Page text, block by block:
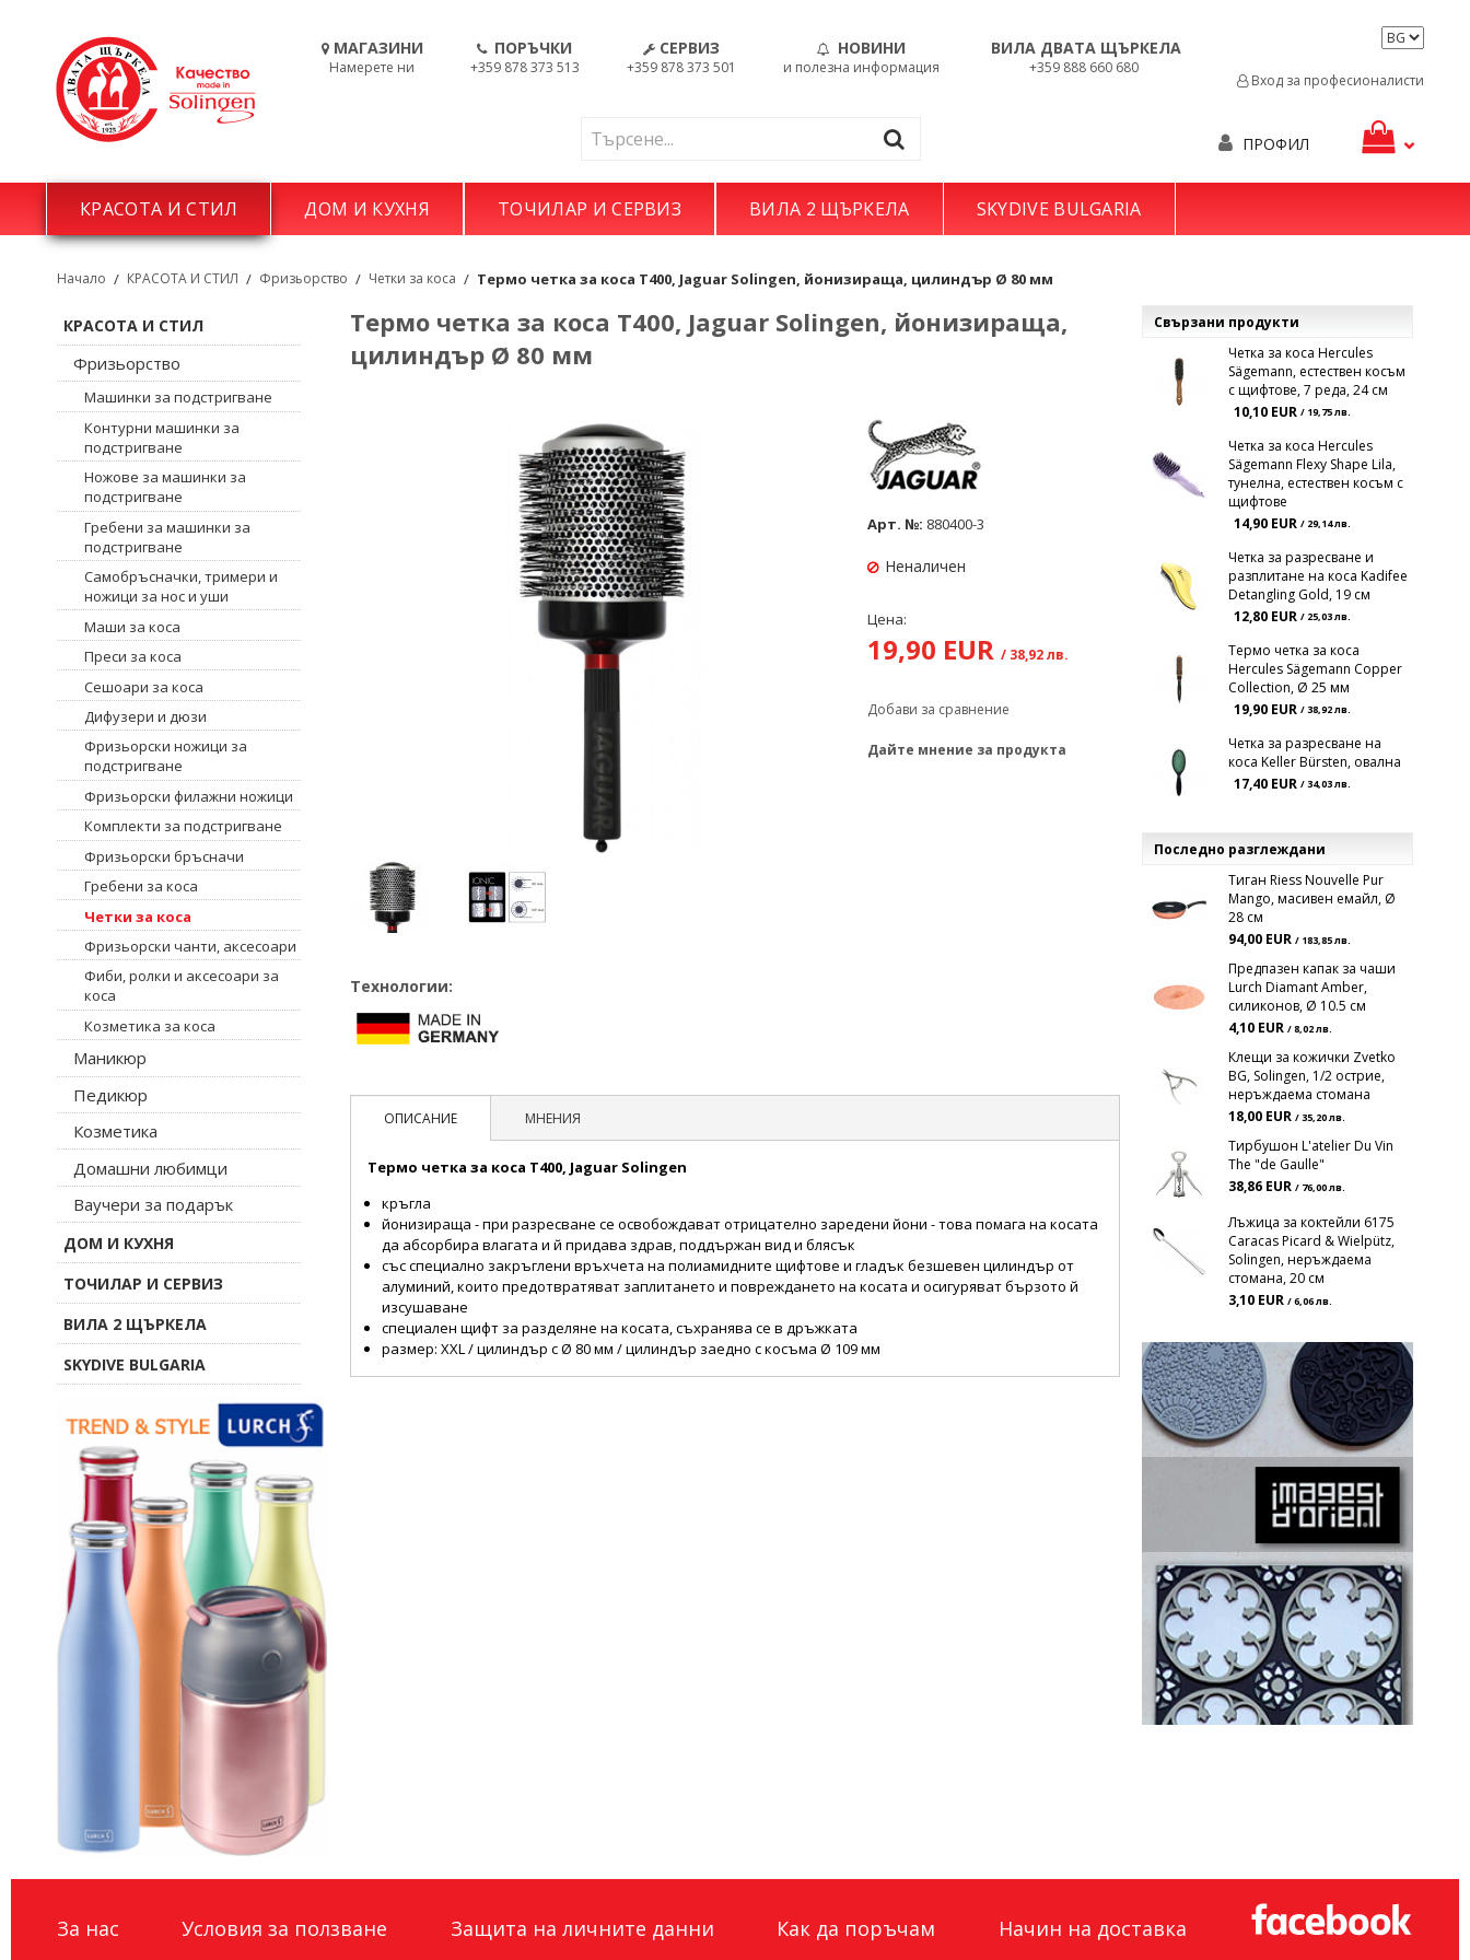
МАГАЗИНИ
Намерете ни
ПОРЪЧКИ
+359 878 373 513
СЕРВИЗ
+359 878 373 501
НОВИНИ
и полезна информация
ВИЛА ДВАТА ЩЪРКЕЛА
+359 888 660 680
Вход за професионалисти
ПРОФИЛ
КРАСОТА И СТИЛ ДОМ И КУХНЯ ТОЧИЛАР И СЕРВИЗ ВИЛА 2 ЩЪРКЕЛА SKYDIVE BULGARIA
Начало / КРАСОТА И СТИЛ / Фризьорство / Четки за коса / Термо четка за коса Т400, Jaguar Solingen, йонизираща, цилиндър Ø 80 мм
Термо четка за коса Т400, Jaguar Solingen, йонизираща,
цилиндър Ø 80 мм
Арт. №: 880400-3
Неналичен
Цена:
19,90 EUR / 38,92 лв.
Добави за сравнение
Дайте мнение за продукта
Технологии:
ОПИСАНИЕ МНЕНИЯ
Термо четка за коса Т400, Jaguar Solingen
кръгла
йонизираща - при разресване се освобождават отрицателно заредени йони - това помага на косата
да абсорбира влагата и й придава здрав, поддържан вид и блясък
със специално закръглени връхчета на полиамидните щифтове и гладък безшевен цилиндър от
алуминий, които предотвратяват заплитането и повреждането на косата и осигуряват бързото й
изсушаване
специален щифт за разделяне на косата, съхранява се в дръжката
размер: XXL / цилиндър с Ø 80 мм / цилиндър заедно с косъма Ø 109 мм
КРАСОТА И СТИЛ
Фризьорство
Машинки за подстригване
Контурни машинки за
подстригване
Ножове за машинки за
подстригване
Гребени за машинки за
подстригване
Самобръсначки, тримери и
ножици за нос и уши
Маши за коса
Преси за коса
Сешоари за коса
Дифузери и дюзи
Фризьорски ножици за
подстригване
Фризьорски филажни ножици
Комплекти за подстригване
Фризьорски бръсначи
Гребени за коса
Четки за коса
Фризьорски чанти, аксесоари
Фиби, ролки и аксесоари за
коса
Козметика за коса
Маникюр
Педикюр
Козметика
Домашни любимци
Ваучери за подарък
ДОМ И КУХНЯ
ТОЧИЛАР И СЕРВИЗ
ВИЛА 2 ЩЪРКЕЛА
SKYDIVE BULGARIA
Свързани продукти
Четка за коса Hercules
Sägemann, естествен косъм
с щифтове, 7 реда, 24 см
10,10 EUR / 19,75 лв.
Четка за коса Hercules
Sägemann Flexy Shape Lila,
тунелна, естествен косъм с
щифтове
14,90 EUR / 29,14 лв.
Четка за разресване и
разплитане на коса Kadifee
Detangling Gold, 19 см
12,80 EUR / 25,03 лв.
Термо четка за коса
Hercules Sägemann Copper
Collection, Ø 25 мм
19,90 EUR / 38,92 лв.
Четка за разресване на
коса Keller Bürsten, овална
17,40 EUR / 34,03 лв.
Последно разглеждани
Тиган Riess Nouvelle Pur
Mango, масивен емайл, Ø
28 см
94,00 EUR / 183,85 лв.
Предпазен капак за чаши
Lurch Diamant Amber,
силиконов, Ø 10.5 см
4,10 EUR / 8,02 лв.
Клещи за кожички Zvetko
BG, Solingen, 1/2 острие,
неръждаема стомана
18,00 EUR / 35,20 лв.
Тирбушон L'atelier Du Vin
The "de Gaulle"
38,86 EUR / 76,00 лв.
Лъжица за коктейли 6175
Caracas Picard & Wielpütz,
Solingen, неръждаема
стомана, 20 см
3,10 EUR / 6,06 лв.
За нас Условия за ползване Защита на личните данни Как да поръчам Начин на доставка